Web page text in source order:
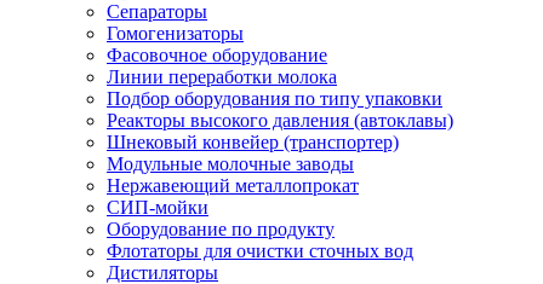
Сепараторы
Гомогенизаторы
Фасовочное оборудование
Линии переработки молока
Подбор оборудования по типу упаковки
Реакторы высокого давления (автоклавы)
Шнековый конвейер (транспортер)
Модульные молочные заводы
Нержавеющий металлопрокат
СИП-мойки
Оборудование по продукту
Флотаторы для очистки сточных вод
Дистиляторы